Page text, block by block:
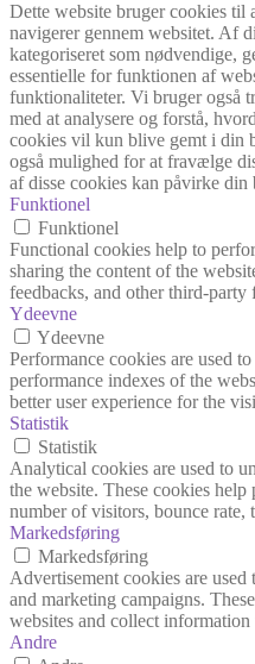
Dette website bruger cookies til
navigerer gennem websitet. Af
kategoriseret som nødvendige,
essentielle for funktionen af
funktionaliteter. Vi bruger også
med at analysere og forstå,
cookies vil kun blive gemt i din
også mulighed for at fravælge
af disse cookies kan påvirke din
Funktionel
Funktionel
Functional cookies help to
sharing the content of the
feedbacks, and other third-party
Ydeevne
Ydeevne
Performance cookies are used
performance indexes of the
better user experience for the
Statistik
Statistik
Analytical cookies are used to
the website. These cookies
number of visitors, bounce rate,
Markedsføring
Markedsføring
Advertisement cookies are
and marketing campaigns.
websites and collect
Andre